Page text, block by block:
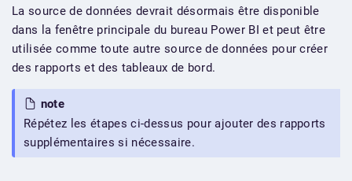
La source de données devrait désormais être disponible
dans la fenêtre principale du bureau Power BI et peut être
utilisée comme toute autre source de données pour créer
des rapports et des tableaux de bord.
note
Répétez les étapes ci-dessus pour ajouter des rapports
supplémentaires si nécessaire.